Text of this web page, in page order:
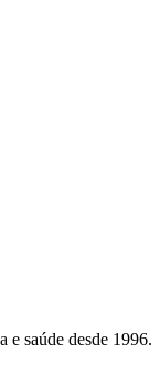
e saúde desde 1996.